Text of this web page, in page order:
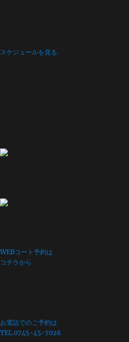
スケジュールを見る
WEBコート予約は
コチラから
お電話でのご予約は
TEL.0745-45-7026